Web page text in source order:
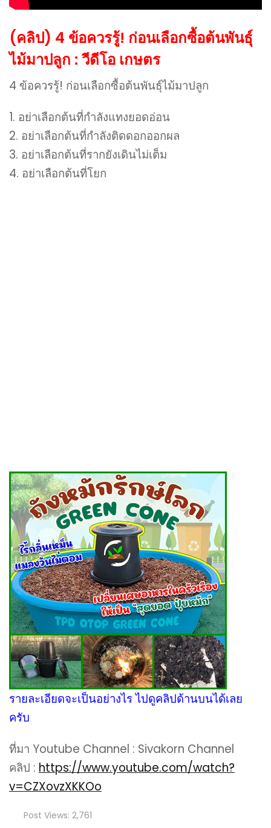
(คลิป) 4 ข้อควรรู้! ก่อนเลือกซื้อต้นพันธุ์
ไม้มาปลูก : วีดีโอ เกษตร
4 ข้อควรรู้! ก่อนเลือกซื้อต้นพันธุ์ไม้มาปลูก
1. อย่าเลือกต้นที่กำลังแทงยอดอ่อน
2. อย่าเลือกต้นที่กำลังติดดอกออกผล
3. อย่าเลือกต้นที่รากยังเดินไม่เต็ม
4. อย่าเลือกต้นที่โยก
รายละเอียดจะเป็นอย่างไร ไปดูคลิปด้านบนได้เลย
ครับ
ที่มา Youtube Channel : Sivakorn Channel
คลิป : https://www.youtube.com/watch?
v=CZXovzXKKOo
Post Views: 2,761